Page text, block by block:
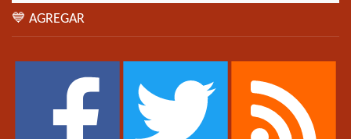
💙 AGREGAR